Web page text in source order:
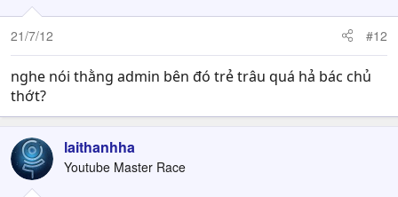
21/7/12 #12
nghe nói thằng admin bên đó trẻ trâu quá hả bác chủ
thớt?
laithanhha
Youtube Master Race